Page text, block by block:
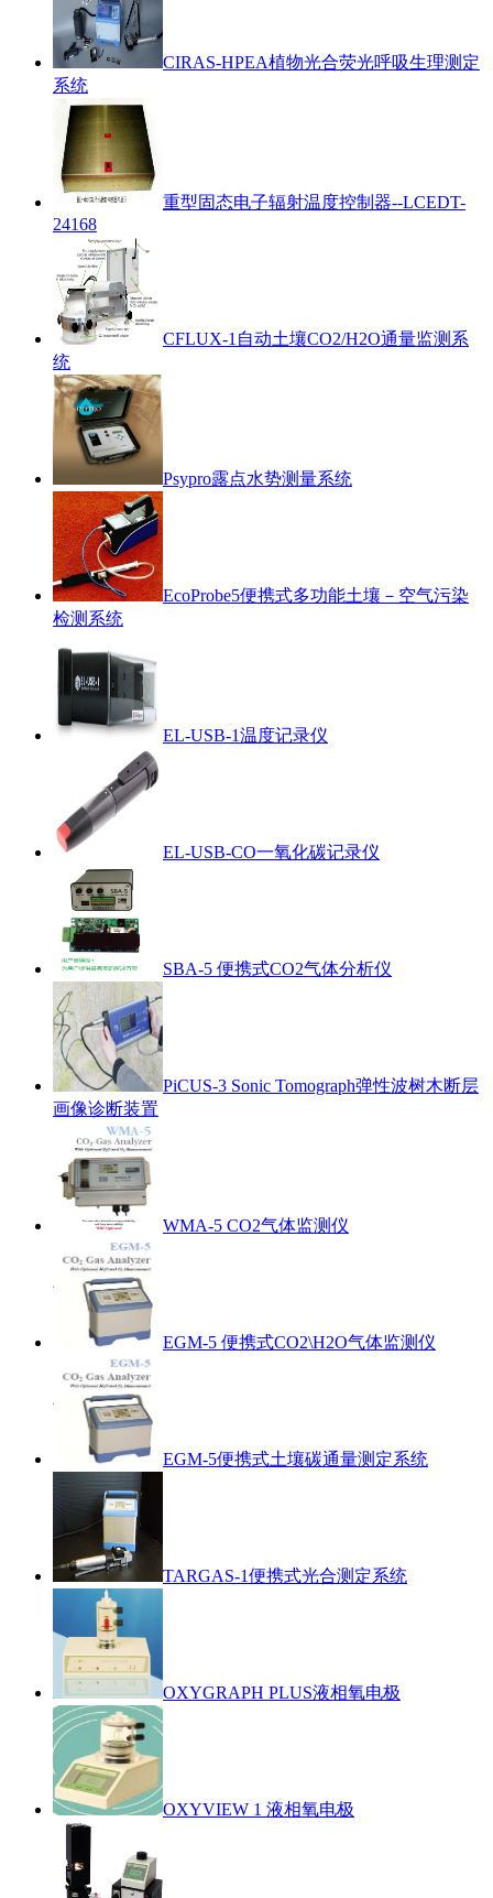
CIRAS-HPEA植物光合荧光呼吸生理测定
系统
重型固态电子辐射温度控制器--LCEDT-
24168
CFLUX-1自动土壤CO2/H2O通量监测系
统
Psypro露点水势测量系统
EcoProbe5便携式多功能土壤－空气污染
检测系统
EL-USB-1温度记录仪
EL-USB-CO一氧化碳记录仪
SBA-5 便携式CO2气体分析仪
PiCUS-3 Sonic Tomograph弹性波树木断层
画像诊断装置
WMA-5 CO2气体监测仪
EGM-5 便携式CO2\H2O气体监测仪
EGM-5便携式土壤碳通量测定系统
TARGAS-1便携式光合测定系统
OXYGRAPH PLUS液相氧电极
OXYVIEW 1 液相氧电极